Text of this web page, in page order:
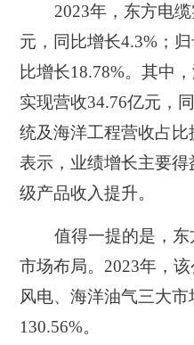
2023年，东方电
元，同比增长4.3%；
比增长18.78%。其中
实现营收34.76亿元，
统及海洋工程营收占
表示，业绩增长主要
级产品收入提升。
值得一提的是，
市场布局。2023年，
风电、海洋油气三大
130.56%。